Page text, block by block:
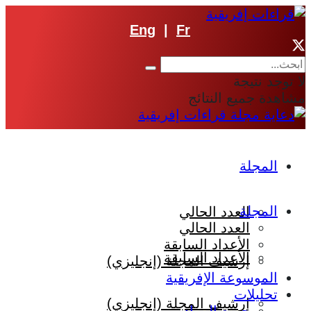
Eng Fr
لا توجد نتيجة
مشاهدة جميع النتائج
المجلة
العدد الحالي
الأعداد السابقة
إرشيف المجلة (إنجليزي)
المجلة
العدد الحالي
الأعداد السابقة
إرشيف المجلة (إنجليزي)
الموسوعة الإفريقية
تحليلات